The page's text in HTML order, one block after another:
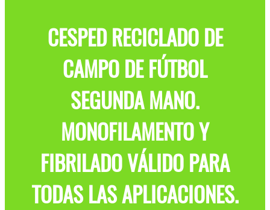
CESPED RECICLADO DE
CAMPO DE FÚTBOL
SEGUNDA MANO.
MONOFILAMENTO Y
FIBRILADO VÁLIDO PARA
TODAS LAS APLICACIONES.